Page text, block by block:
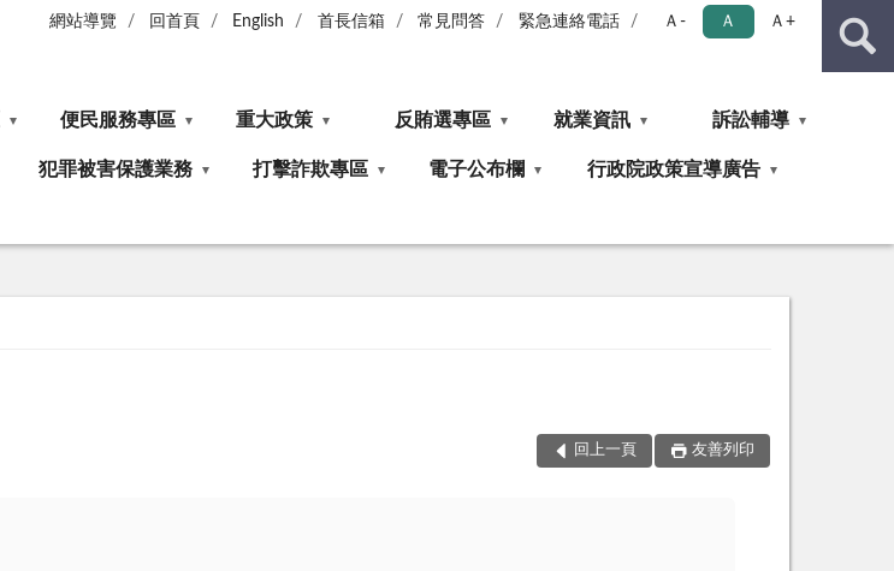
網站導覽 回首頁 English 首長信箱 常見問答 緊急連絡電話 Ａ- Ａ Ａ+
便民服務專區 重大政策 反賄選專區 就業資訊 訴訟輔導
犯罪被害保護業務 打擊詐欺專區 電子公布欄 行政院政策宣導廣告
回上一頁 友善列印